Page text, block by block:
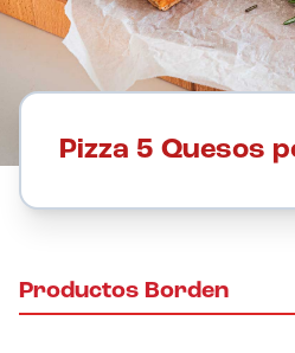
Pizza 5 Quesos
Productos Borden